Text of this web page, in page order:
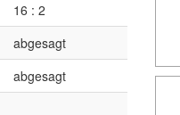
16 : 2
abgesagt
abgesagt